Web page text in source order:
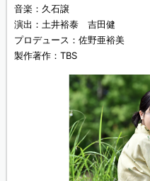
音楽：久石譲
演出：土井裕泰 吉田健
プロデュース：佐野亜裕美
製作著作：TBS